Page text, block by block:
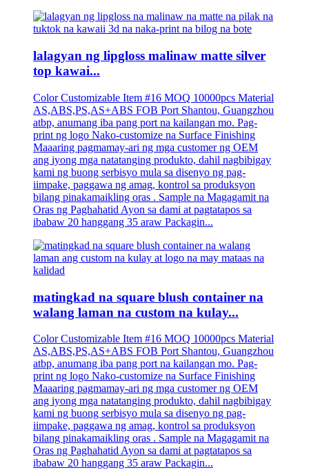
lalagyan ng lipgloss malinaw matte silver
top kawai...
Color Customizable Item #16 MOQ 10000pcs Material
AS,ABS,PS,AS+ABS FOB Port Shantou, Guangzhou
atbp, anumang iba pang port na kailangan mo. Pag-
print ng logo Nako-customize na Surface Finishing
Maaaring pagmamay-ari ng mga customer ng OEM
ang iyong mga natatanging produkto, dahil nagbibigay
kami ng buong serbisyo mula sa disenyo ng pag-
iimpake, paggawa ng amag, kontrol sa produksyon
bilang pinakamaikling oras . Sample na Magagamit na
Oras ng Paghahatid Ayon sa dami at pagtatapos sa
ibabaw 20 hanggang 35 araw Packagin...
matingkad na square blush container na
walang laman na custom na kulay...
Color Customizable Item #16 MOQ 10000pcs Material
AS,ABS,PS,AS+ABS FOB Port Shantou, Guangzhou
atbp, anumang iba pang port na kailangan mo. Pag-
print ng logo Nako-customize na Surface Finishing
Maaaring pagmamay-ari ng mga customer ng OEM
ang iyong mga natatanging produkto, dahil nagbibigay
kami ng buong serbisyo mula sa disenyo ng pag-
iimpake, paggawa ng amag, kontrol sa produksyon
bilang pinakamaikling oras . Sample na Magagamit na
Oras ng Paghahatid Ayon sa dami at pagtatapos sa
ibabaw 20 hanggang 35 araw Packagin...